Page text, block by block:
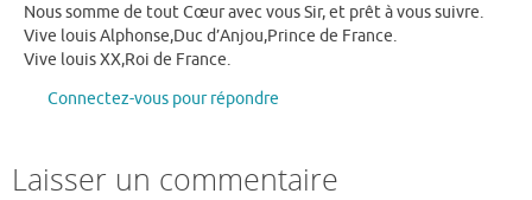
Nous somme de tout Cœur avec vous Sir, et prêt à vous suivre.
Vive louis Alphonse,Duc d’Anjou,Prince de France.
Vive louis XX,Roi de France.
Connectez-vous pour répondre
Laisser un commentaire